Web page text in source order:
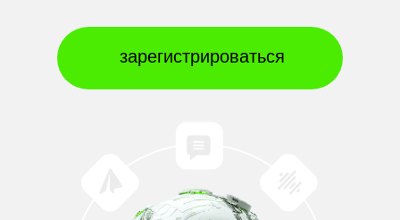
зарегистрироваться